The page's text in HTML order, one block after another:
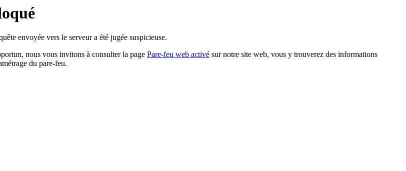
envoyée vers le serveur a été jugée suspicieuse.
nous vous invitons à consulter la page Pare-feu web activé sur notre site web, vous y trouverez des informations
du pare-feu.